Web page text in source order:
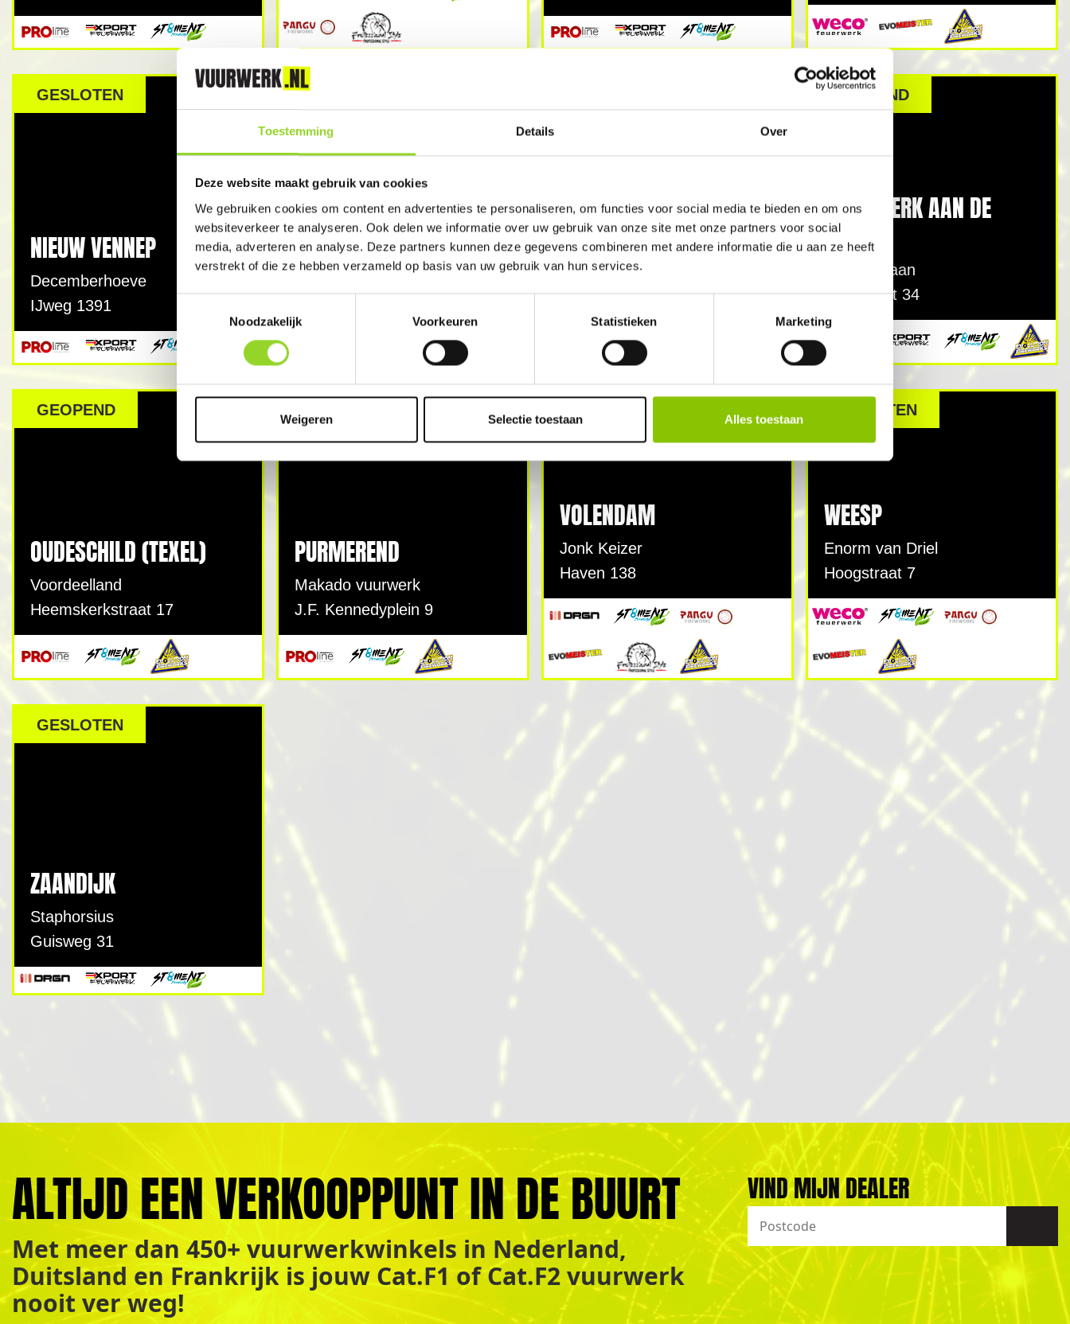
Toestemming Details Over
Deze website maakt gebruik van cookies
We gebruiken cookies om content en advertenties te personaliseren, om functies voor social media te bieden en om ons
websiteverkeer te analyseren. Ook delen we informatie over uw gebruik van onze site met onze partners voor social
media, adverteren en analyse. Deze partners kunnen deze gegevens combineren met andere informatie die u aan ze heeft
verstrekt of die ze hebben verzameld op basis van uw gebruik van hun services.
Noodzakelijk
Voorkeuren Statistieken Marketing
Weigeren Selectie toestaan Alles toestaan
GESLOTEN
NIEUW VENNEP
Decemberhoeve
IJweg 1391
GESLOTEN
NIEUW VENNEP
Tuincentrum Suidgeest
Hoofdweg 1432
NOORD SCHARWOUDE
Vuurwerkboet Joh. Stoop
Dorpsstraat 694
GEOPEND
OUDERKERK AAN DE
AMSTEL
Gijs de Haan
Kerkstraat 34
GEOPEND
OUDESCHILD (TEXEL)
Voordeelland
Heemskerkstraat 17
PURMEREND
Makado vuurwerk
J.F. Kennedyplein 9
VOLENDAM
Jonk Keizer
Haven 138
GESLOTEN
WEESP
Enorm van Driel
Hoogstraat 7
GESLOTEN
ZAANDIJK
Staphorsius
Guisweg 31
ALTIJD EEN VERKOOPPUNT IN DE BUURT
Met meer dan 450+ vuurwerkwinkels in Nederland,
Duitsland en Frankrijk is jouw Cat.F1 of Cat.F2 vuurwerk
nooit ver weg!
VIND MIJN DEALER